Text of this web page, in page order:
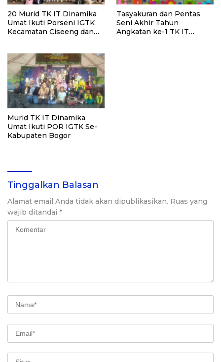
20 Murid TK IT Dinamika
Umat Ikuti Porseni IGTK
Kecamatan Ciseeng dan
Tasyakuran dan Pentas
Seni Akhir Tahun
Angkatan ke-1 TK IT
Murid TK IT Dinamika
Umat Ikuti POR IGTK Se-
Kabupaten Bogor
Tinggalkan Balasan
Alamat email Anda tidak akan dipublikasikan. Ruas yang
wajib ditandai *